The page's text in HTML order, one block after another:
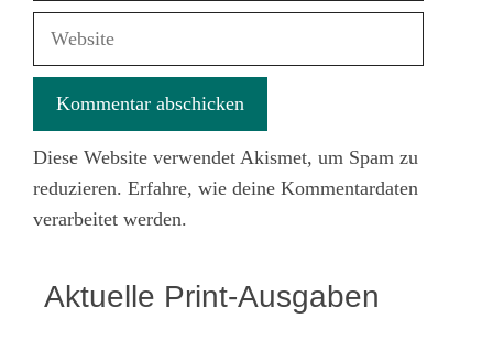
Website
Diese Website verwendet Akismet, um Spam zu
reduzieren. Erfahre, wie deine Kommentardaten
verarbeitet werden.
Aktuelle Print-Ausgaben